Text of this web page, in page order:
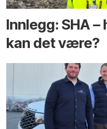
Innlegg: SHA
kan det være?